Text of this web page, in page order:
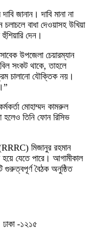
জানান। দাবি মানা না
বাধা দেওয়াসহ উখিয়া
দেন।
উপজেলা চেয়ারম্যান
সংকট থাকে, তাহলে
চালানো যৌক্তিক নয়।
মোহাম্মদ কামরুল
হলেও তিনি ফোন রিসিভ
মিজানুর রহমান
হয়ে যেতে পারে। আগামীকাল
গুরুত্বপূর্ণ বৈঠক অনুষ্ঠিত
-১২১৫